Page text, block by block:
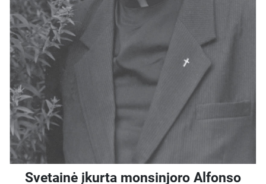
Svetainė įkurta monsinjoro Alfonso